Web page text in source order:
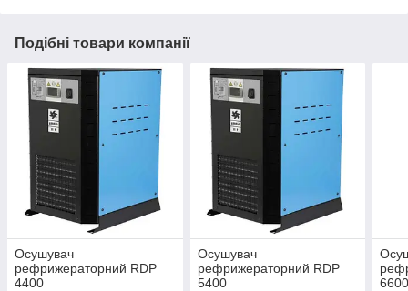
Подібні товари компанії
Осушувач
рефрижераторний RDP
4400
Осушувач
рефрижераторний RDP
5400